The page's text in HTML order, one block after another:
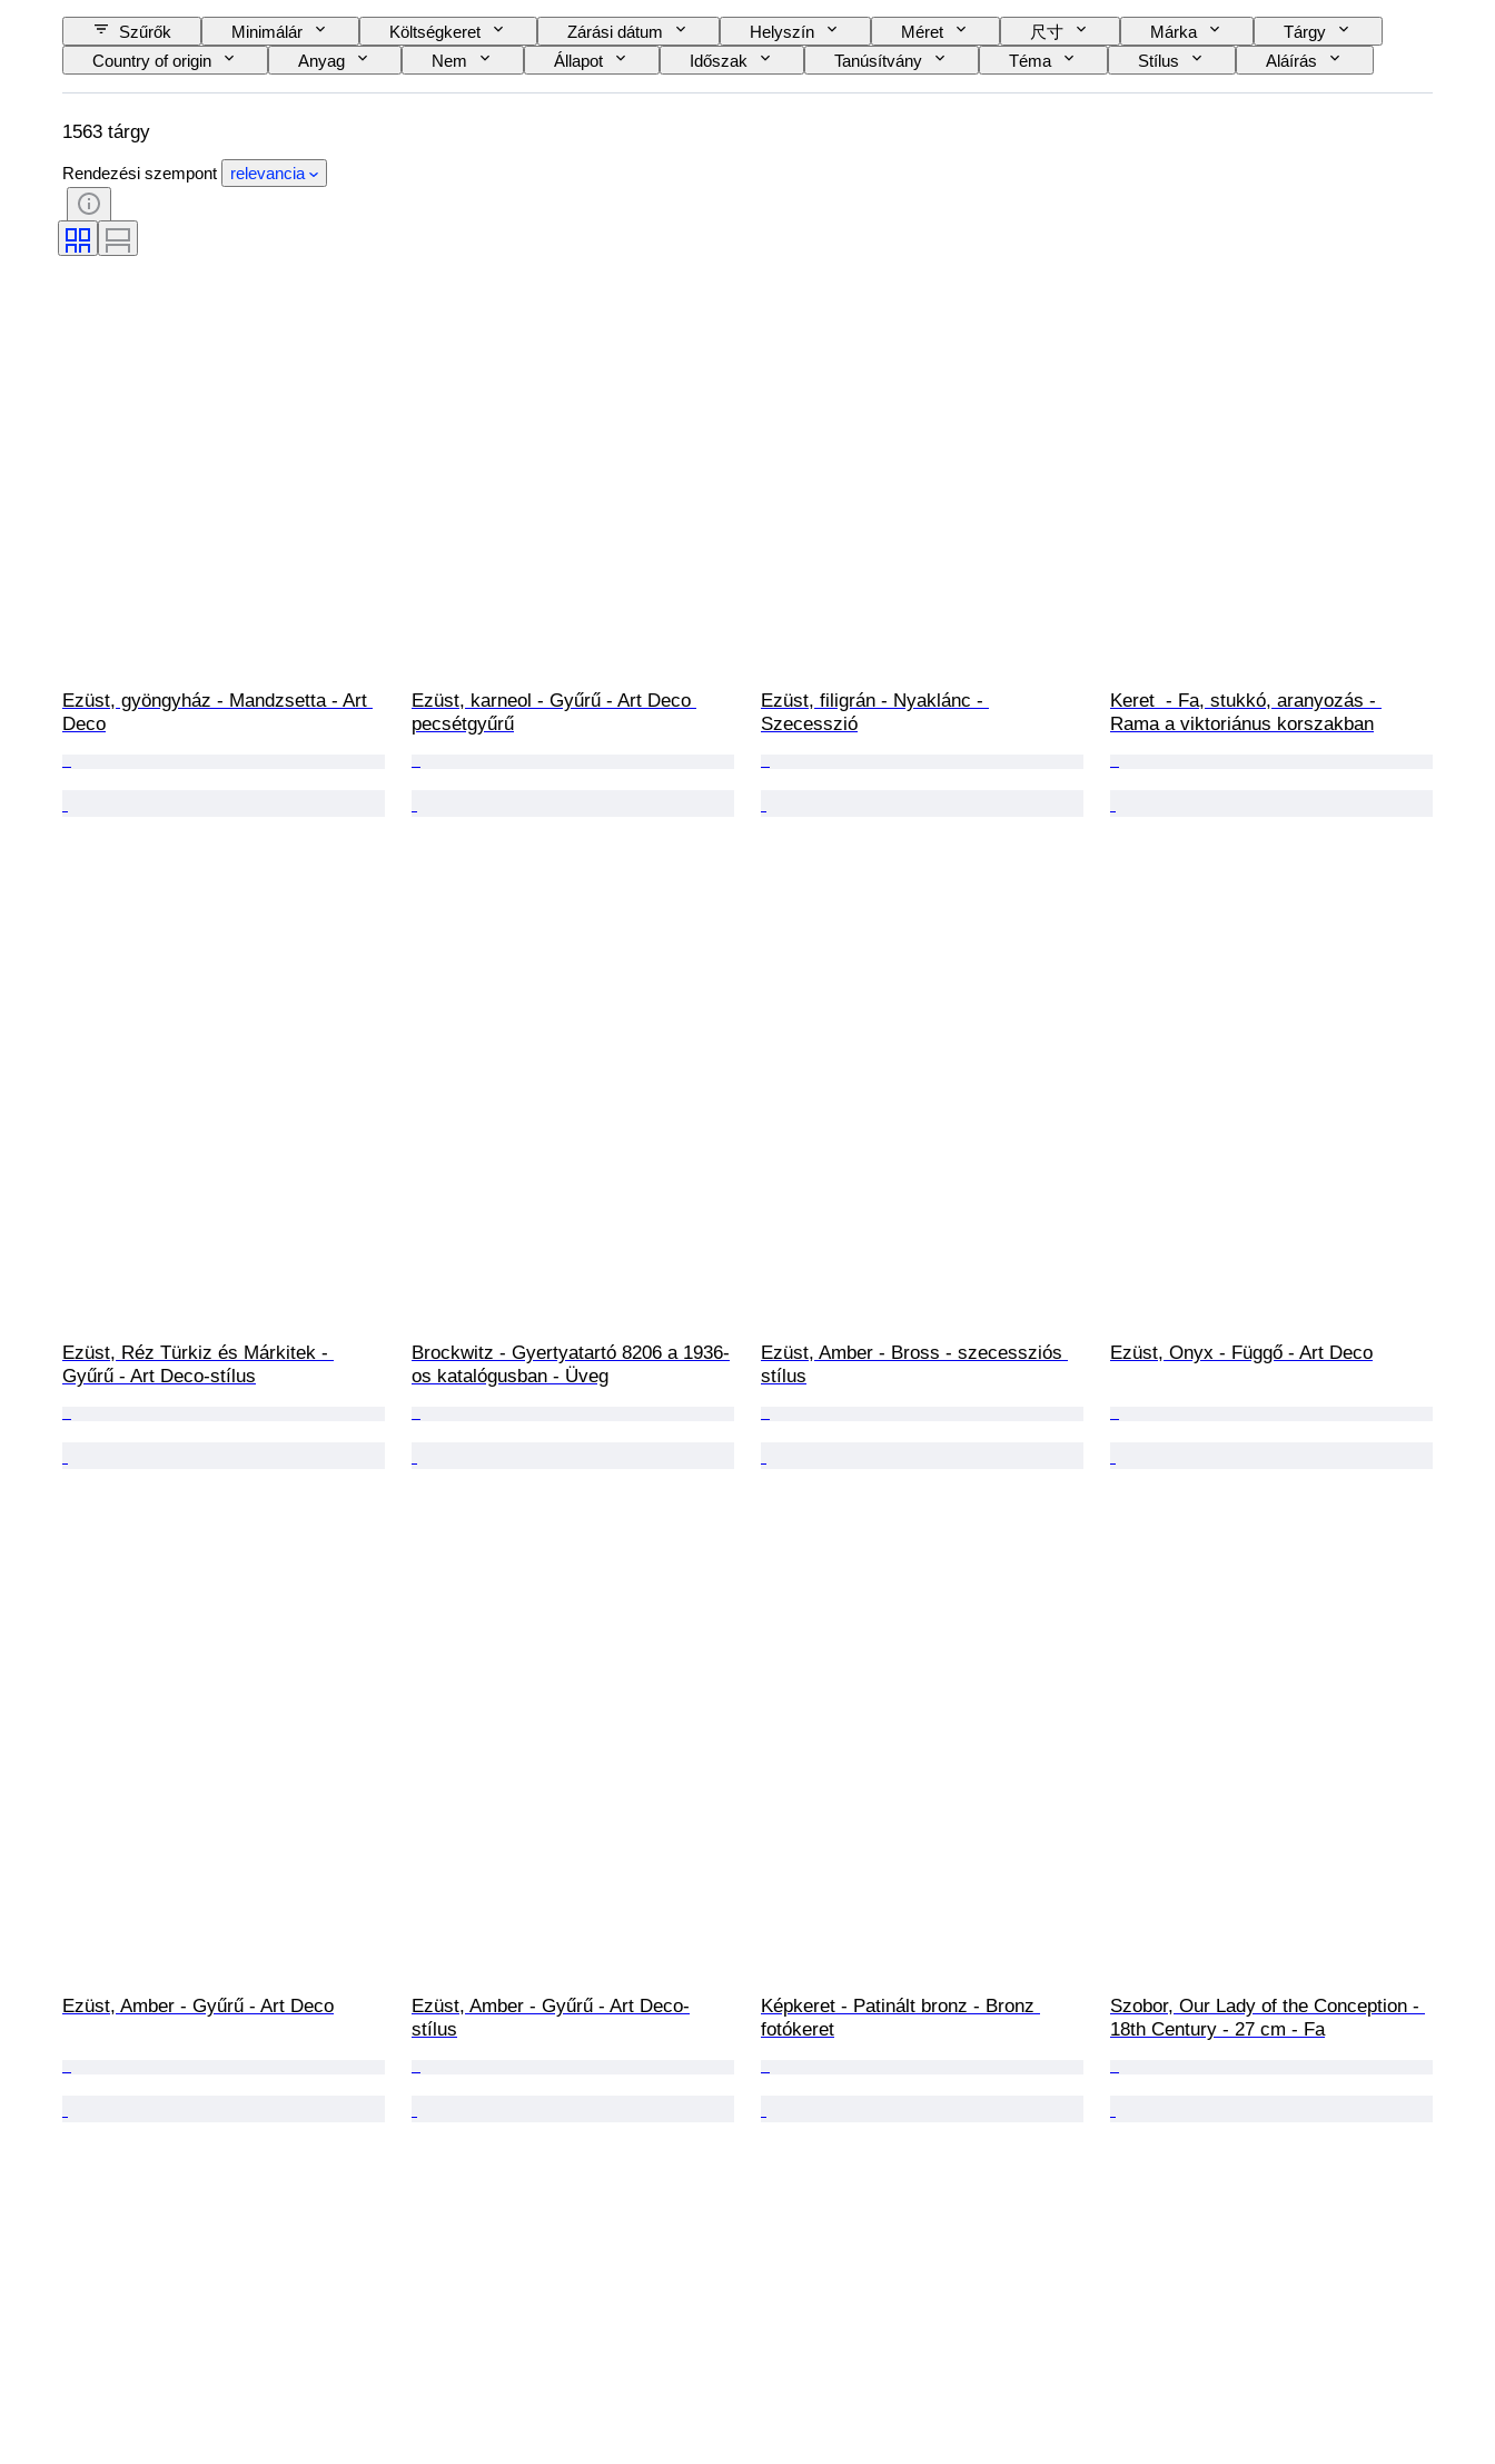
Szűrők Minimálár Költségkeret Zárási dátum Helyszín Méret 尺寸 Márka
Tárgy
Country of origin
Anyag Nem Állapot Időszak Tanúsítvány Téma Stílus
Aláírás
Szín
Óraszerkezet Striking Óra típusa Power Reserve A tok átmérője Original/ Replica
Korszak
1563 tárgy
Rendezési szempont relevancia
Ezüst, gyöngyház - Mandzsetta - Art
Deco
Ezüst, karneol - Gyűrű - Art Deco
pecsétgyűrű
Ezüst, filigrán - Nyaklánc -
Szecesszió
Keret  - Fa, stukkó, aranyozás -
Rama a viktoriánus korszakban
Ezüst, Réz Türkiz és Márkitek -
Gyűrű - Art Deco-stílus
Brockwitz - Gyertyatartó 8206 a 1936-
os katalógusban - Üveg
Ezüst, Amber - Bross - szecessziós
stílus
Ezüst, Onyx - Függő - Art Deco
Ezüst, Amber - Gyűrű - Art Deco
Ezüst, Amber - Gyűrű - Art Deco-
stílus
Képkeret - Patinált bronz - Bronz
fotókeret
Szobor, Our Lady of the Conception -
18th Century - 27 cm - Fa